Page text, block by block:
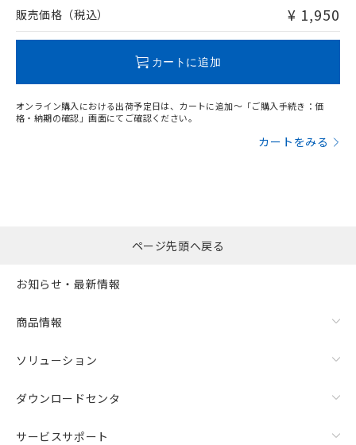
問い合わせください。
販売価格（税込） ¥ 1,950
カートに追加
オンライン購入における出荷予定日は、カートに追加～「ご購入手続き：価
格・納期の確認」画面にてご確認ください。
カートをみる
ページ先頭へ戻る
お知らせ・最新情報
商品情報
ソリューション
ダウンロードセンタ
サービスサポート